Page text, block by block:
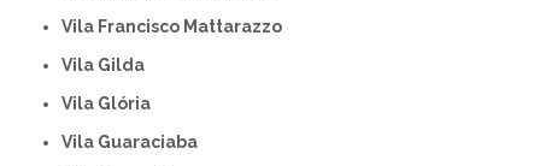
Vila Francisco Mattarazzo
Vila Gilda
Vila Glória
Vila Guaraciaba